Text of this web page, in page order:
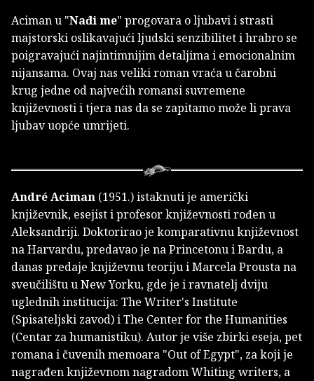
Aciman u "Nađi me" progovara o ljubavi i strasti
majstorski oslikavajući ljudski senzibilitet i hrabro se
poigravajući najintimnijim detaljima i emocionalnim
nijansama. Ovaj nas veliki roman vraća u čarobni
krug jedne od najvećih romansi suvremene
književnosti i tjera nas da se zapitamo može li prava
ljubav uopće umrijeti.
André Aciman (1951.) istaknuti je američki
književnik, esejist i profesor književnosti rođen u
Aleksandriji. Doktorirao je komparativnu književnost
na Harvardu, predavao je na Princetonu i Bardu, a
danas predaje književnu teoriju i Marcela Prousta na
sveučilištu u New Yorku, gde je i ravnatelj dviju
uglednih institucija: The Writer's Institute
(Spisateljski zavod) i The Center for the Humanities
(Centar za humanistiku). Autor je više zbirki eseja, pet
romana i čuvenih memoara "Out of Egypt", za koji je
nagrađen književnom nagradom Whiting writers, a